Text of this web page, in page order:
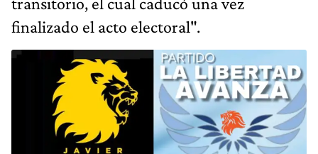
finalizado el acto electoral".